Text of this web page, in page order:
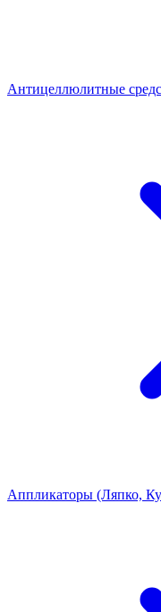
Антицеллюлитные
Аппликаторы (Ляпко,